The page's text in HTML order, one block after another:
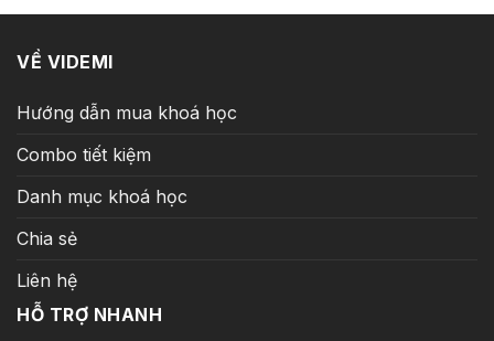
VỀ VIDEMI
Hướng dẫn mua khoá học
Combo tiết kiệm
Danh mục khoá học
Chia sẻ
Liên hệ
HỖ TRỢ NHANH